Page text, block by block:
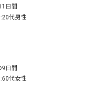
日間
20代男性
ィーン、ミュンヘン
文化を堪能してきま
日間
60代女性